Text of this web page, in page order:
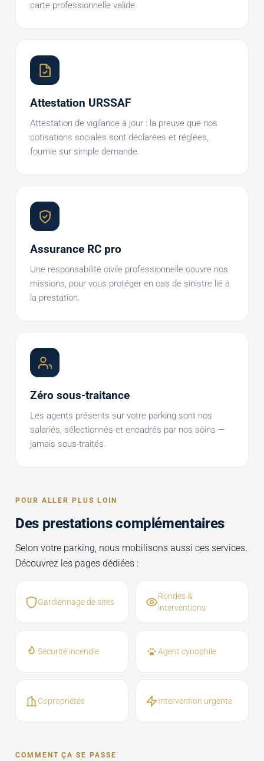
carte professionnelle valide.
Attestation URSSAF
Attestation de vigilance à jour : la preuve que nos
cotisations sociales sont déclarées et réglées,
fournie sur simple demande.
Assurance RC pro
Une responsabilité civile professionnelle couvre nos
missions, pour vous protéger en cas de sinistre lié à
la prestation.
Zéro sous-traitance
Les agents présents sur votre parking sont nos
salariés, sélectionnés et encadrés par nos soins —
jamais sous-traités.
POUR ALLER PLUS LOIN
Des prestations complémentaires
Selon votre parking, nous mobilisons aussi ces services.
Découvrez les pages dédiées :
Gardiennage de sites
Rondes &
interventions
Sécurité incendie Agent cynophile
Copropriétés Intervention urgente
COMMENT ÇA SE PASSE